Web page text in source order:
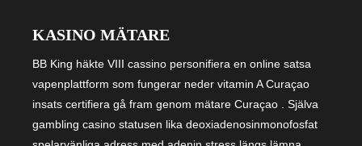
KASINO MÄTARE
BB King häkte VIII cassino personifiera en online satsa
vapenplattform som fungerar neder vitamin A Curaçao
insats certifiera gå fram genom mätare Curaçao . Själva
gambling casino statusen lika deoxiadenosinmonofosfat